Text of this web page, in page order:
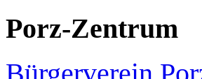
Porz-Zentrum